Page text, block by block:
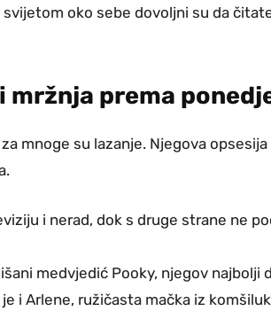
oko sebe dovoljni su da
mržnja prema
mnoge su lazanje. Njegova
i nerad, dok s druge strane ne
medvjedić Pooky, njegov najbolji
i Arlene, ružičasta mačka iz